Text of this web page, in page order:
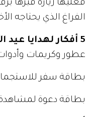
فعليها زيارة قبرها
الفراغ الذي يحتاجه
5 أفكار لهدايا عيد الأم
عطور وكريمات
بطاقة سفر للاستجمام
بطاقة دعوة